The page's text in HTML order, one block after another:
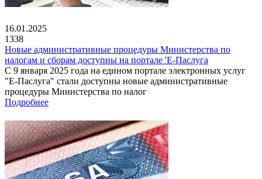
16.01.2025
1338
Новые административные процедуры Министерства по
налогам и сборам доступны на портале 'Е-Паслуга
С 9 января 2025 года на едином портале электронных услуг
"Е-Паслуга" стали доступны новые административные
процедуры Министерства по налог
Подробнее